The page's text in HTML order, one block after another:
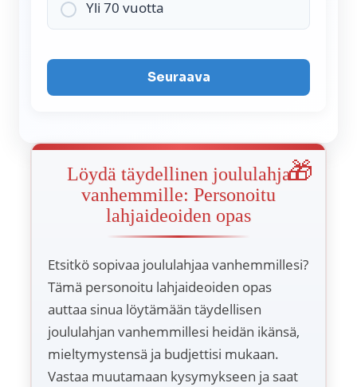
Yli 70 vuotta
Seuraava
Löydä täydellinen joululahja
vanhemmille: Personoitu
lahjaideoiden opas
Etsitkö sopivaa joululahjaa vanhemmillesi?
Tämä personoitu lahjaideoiden opas
auttaa sinua löytämään täydellisen
joululahjan vanhemmillesi heidän ikänsä,
mieltymystensä ja budjettisi mukaan.
Vastaa muutamaan kysymykseen ja saat